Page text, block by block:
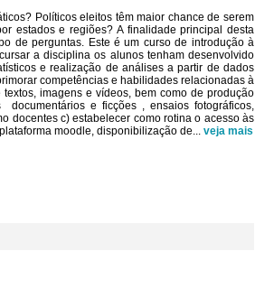
Políticos eleitos têm maior chance de serem
estados e regiões? A finalidade principal desta
de perguntas. Este é um curso de introdução à
a disciplina os alunos tenham desenvolvido
e realização de análises a partir de dados
competências e habilidades relacionadas à
imagens e vídeos, bem como de produção
e ficções , ensaios fotográficos,
docentes c) estabelecer como rotina o acesso às
moodle, disponibilização de... veja mais